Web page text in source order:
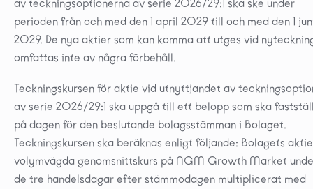
av teckningsoptionerna av serie 2026/29:1 ska ske under
perioden från och med den 1 april 2029 till och med den 1
2029. De nya aktier som kan komma att utges vid
omfattas inte av några förbehåll.
Teckningskursen för aktie vid utnyttjandet av
av serie 2026/29:1 ska uppgå till ett belopp som ska
på dagen för den beslutande bolagsstämman i Bolaget.
Teckningskursen ska beräknas enligt följande: Bolagets
volymvägda genomsnittskurs på NGM Growth Market
de tre handelsdagar efter stämmodagen multiplicerat med